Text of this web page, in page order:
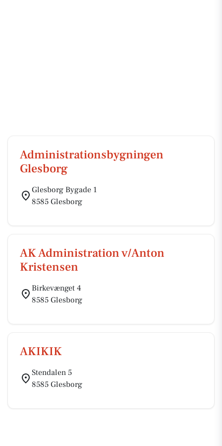
Administrationsbygningen
Glesborg
Glesborg Bygade 1
8585 Glesborg
AK Administration v/Anton
Kristensen
Birkevænget 4
8585 Glesborg
AKIKIK
Stendalen 5
8585 Glesborg